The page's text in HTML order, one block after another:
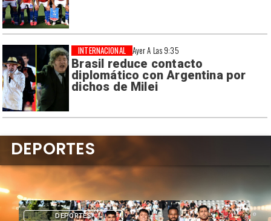
Ayer A Las 9:35
Brasil reduce contacto
diplomático con Argentina por
dichos de Milei
INTERNACIONAL
DEPORTES
DEPORTES